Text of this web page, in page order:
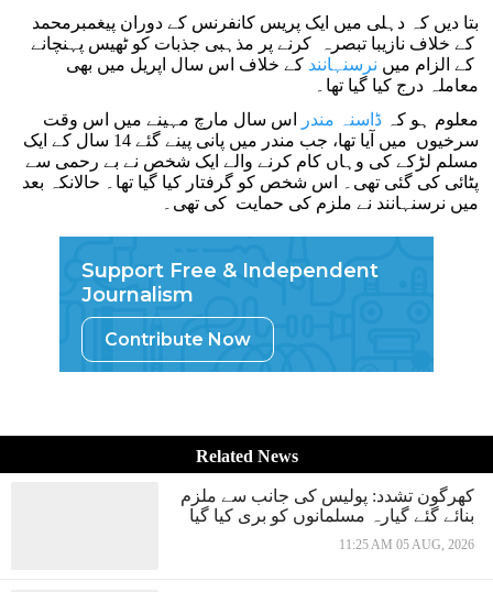
بتا دیں کہ دہلی میں ایک پریس کانفرنس کے دوران پیغمبرمحمد
کے خلاف نازیبا تبصرہ کرنے پر مذہبی جذبات کو ٹھیس پہنچانے
کے الزام میں نرسنہانند کے خلاف اس سال اپریل میں بھی
معاملہ درج کیا گیا تھا۔
معلوم ہو کہڈاسنہ مندر
اس سال مارچ مہینے میں اس وقت
سرخیوں میں آیا تھا، جب مندر میں پانی پینے گئے 14 سال کے ایک
مسلم لڑکے کی وہاں کام کرنے والے ایک شخص نے بے رحمی سے
پٹائی کی گئی تھی۔ اس شخص کو گرفتار کیا گیا تھا۔ حالانکہ بعد
میں نرسنہانند نے ملزم کی حمایت کی تھی۔
Support Free & Independent
Journalism
Contribute Now
Related News
کھرگون تشدد: پولیس کی جانب سے ملزم
بنائے گئے گیارہ مسلمانوں کو بری کیا گیا
11:25 AM 05 AUG, 2026